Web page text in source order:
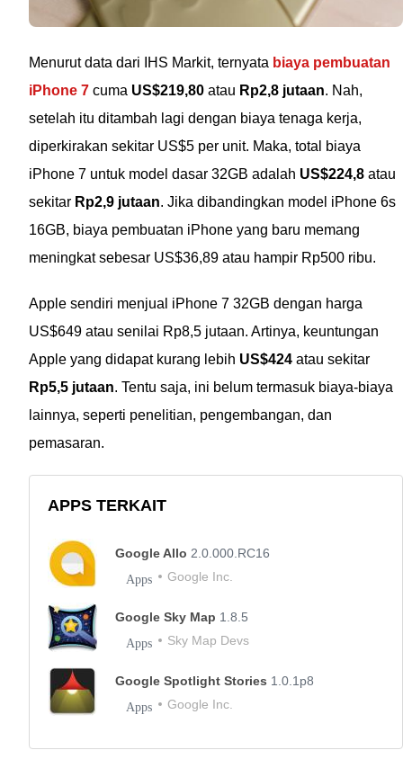
Menurut data dari IHS Markit, ternyata biaya pembuatan
iPhone 7 cuma US$219,80 atau Rp2,8 jutaan. Nah,
setelah itu ditambah lagi dengan biaya tenaga kerja,
diperkirakan sekitar US$5 per unit. Maka, total biaya
iPhone 7 untuk model dasar 32GB adalah US$224,8 atau
sekitar Rp2,9 jutaan. Jika dibandingkan model iPhone 6s
16GB, biaya pembuatan iPhone yang baru memang
meningkat sebesar US$36,89 atau hampir Rp500 ribu.
Apple sendiri menjual iPhone 7 32GB dengan harga
US$649 atau senilai Rp8,5 jutaan. Artinya, keuntungan
Apple yang didapat kurang lebih US$424 atau sekitar
Rp5,5 jutaan. Tentu saja, ini belum termasuk biaya-biaya
lainnya, seperti penelitian, pengembangan, dan
pemasaran.
APPS TERKAIT
Google Allo 2.0.000.RC16
Apps Google Inc.
Google Sky Map 1.8.5
Apps Sky Map Devs
Google Spotlight Stories 1.0.1p8
Apps Google Inc.